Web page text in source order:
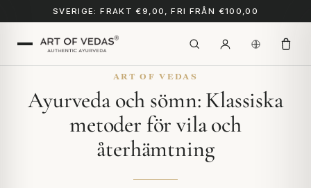
SVERIGE: FRAKT €9,00, FRI FRÅN €100,00
ART OF VEDAS
Ayurveda och sömn: Klassiska
metoder för vila och
återhämtning